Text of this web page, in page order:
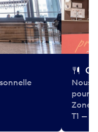
Nous
pour
Zone.
T1 —